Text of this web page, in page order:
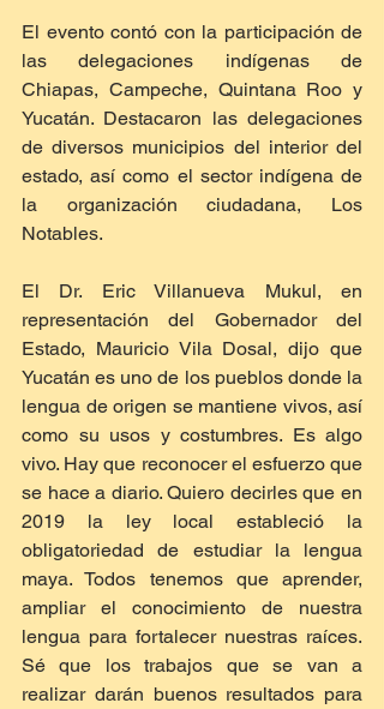
El evento contó con la participación de
las delegaciones indígenas de
Chiapas, Campeche, Quintana Roo y
Yucatán. Destacaron las delegaciones
de diversos municipios del interior del
estado, así como el sector indígena de
la organización ciudadana, Los
Notables.
El Dr. Eric Villanueva Mukul, en
representación del Gobernador del
Estado, Mauricio Vila Dosal, dijo que
Yucatán es uno de los pueblos donde la
lengua de origen se mantiene vivos, así
como su usos y costumbres. Es algo
vivo. Hay que reconocer el esfuerzo que
se hace a diario. Quiero decirles que en
2019 la ley local estableció la
obligatoriedad de estudiar la lengua
maya. Todos tenemos que aprender,
ampliar el conocimiento de nuestra
lengua para fortalecer nuestras raíces.
Sé que los trabajos que se van a
realizar darán buenos resultados para